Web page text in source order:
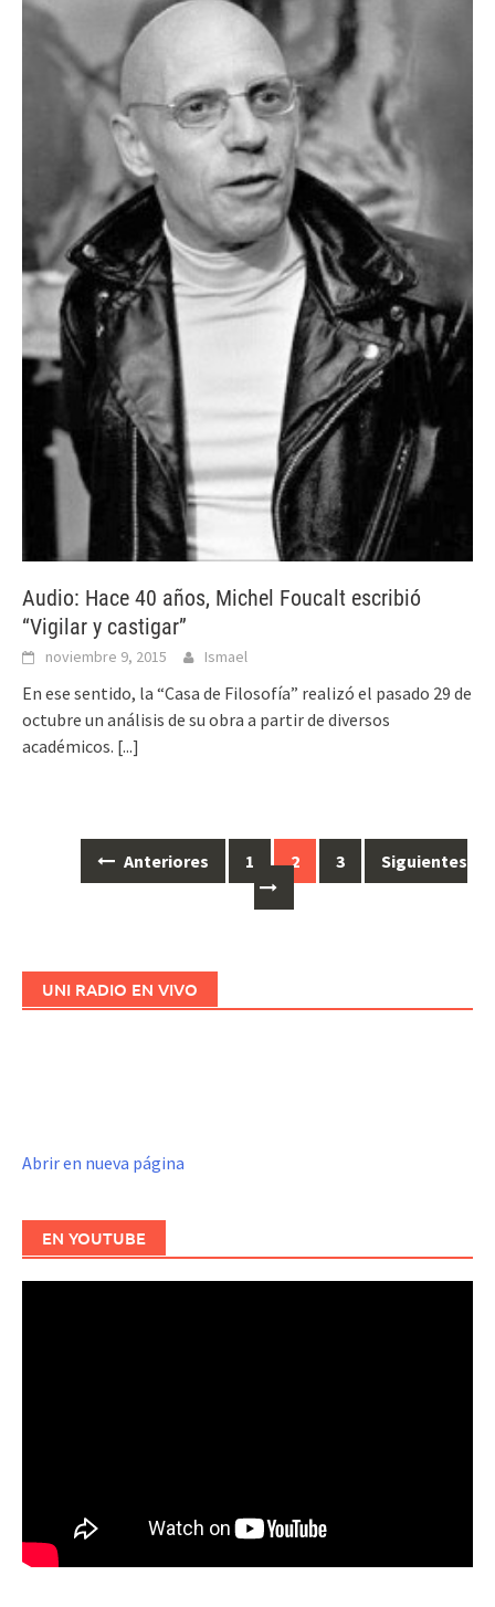
Audio: Hace 40 años, Michel Foucalt escribió
“Vigilar y castigar”
noviembre 9, 2015 Ismael
En ese sentido, la “Casa de Filosofía” realizó el pasado 29 de
octubre un análisis de su obra a partir de diversos
académicos. [...]
Anteriores 1 2 3 Siguientes
UNI RADIO EN VIVO
Abrir en nueva página
EN YOUTUBE